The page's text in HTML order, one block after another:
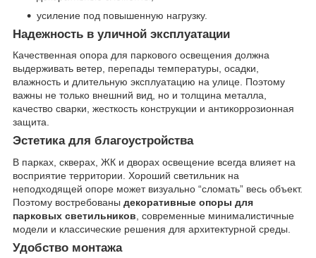
усиление под повышенную нагрузку.
Надежность в уличной эксплуатации
Качественная опора для паркового освещения должна
выдерживать ветер, перепады температуры, осадки,
влажность и длительную эксплуатацию на улице. Поэтому
важны не только внешний вид, но и толщина металла,
качество сварки, жесткость конструкции и антикоррозионная
защита.
Эстетика для благоустройства
В парках, скверах, ЖК и дворах освещение всегда влияет на
восприятие территории. Хороший светильник на
неподходящей опоре может визуально “сломать” весь объект.
Поэтому востребованы декоративные опоры для
парковых светильников , современные минималистичные
модели и классические решения для архитектурной среды.
Удобство монтажа